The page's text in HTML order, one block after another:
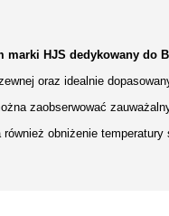
HJS dedykowany do
oraz idealnie
zaobserwować
obniżenie